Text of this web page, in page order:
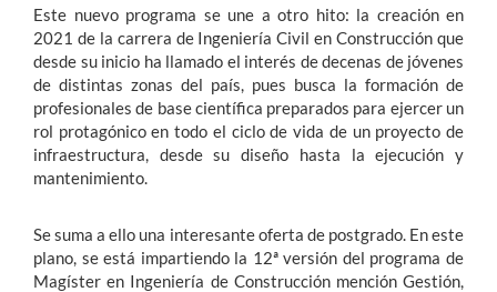
Este nuevo programa se une a otro hito: la creación en
2021 de la carrera de Ingeniería Civil en Construcción que
desde su inicio ha llamado el interés de decenas de jóvenes
de distintas zonas del país, pues busca la formación de
profesionales de base científica preparados para ejercer un
rol protagónico en todo el ciclo de vida de un proyecto de
infraestructura, desde su diseño hasta la ejecución y
mantenimiento.
Se suma a ello una interesante oferta de postgrado. En este
plano, se está impartiendo la 12ª versión del programa de
Magíster en Ingeniería de Construcción mención Gestión,